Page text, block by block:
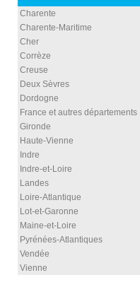
Charente
Charente-Maritime
Cher
Corrèze
Creuse
Deux Sèvres
Dordogne
France et autres départements
Gironde
Haute-Vienne
Indre
Indre-et-Loire
Landes
Loire-Atlantique
Lot-et-Garonne
Maine-et-Loire
Pyrénées-Atlantiques
Vendée
Vienne